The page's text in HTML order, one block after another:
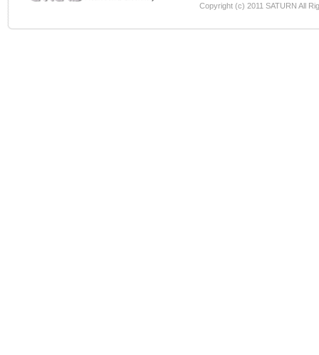
Copyright (c) 2011 SATURN All